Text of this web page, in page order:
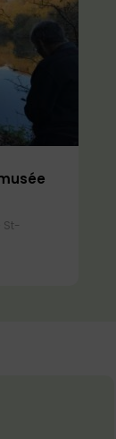
St-